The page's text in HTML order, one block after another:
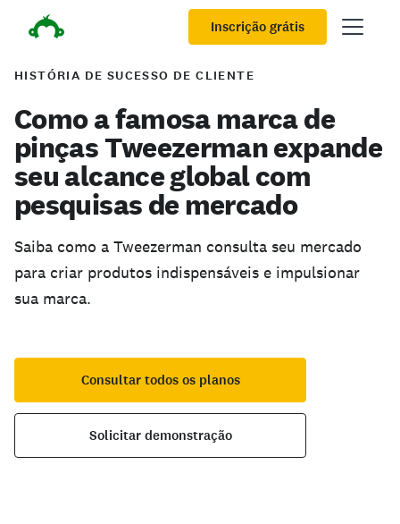
Inscrição grátis
HISTÓRIA DE SUCESSO DE CLIENTE
Como a famosa marca de
pinças Tweezerman expande
seu alcance global com
pesquisas de mercado
Saiba como a Tweezerman consulta seu mercado
para criar produtos indispensáveis e impulsionar
sua marca.
Consultar todos os planos
Solicitar demonstração